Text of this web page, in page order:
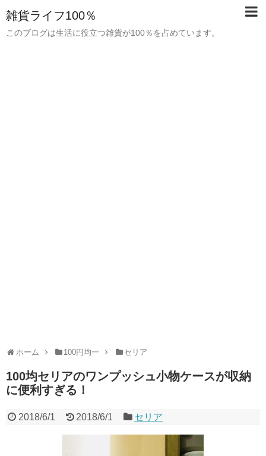
雑貨ライフ100％
このブログは生活に役立つ雑貨が100％を占めています。
ホーム 100円均一 セリア
100均セリアのワンプッシュ小物ケースが収納
に便利すぎる！
2018/6/1 2018/6/1 セリア